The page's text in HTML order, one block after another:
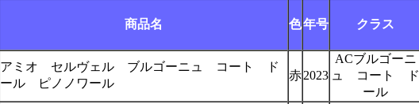
商品名 色年号 クラス
アミオ セルヴェル ブルゴーニュ コート ド
ール ピノノワール
赤2023
ACブルゴーニ
ュ コート ド
ール